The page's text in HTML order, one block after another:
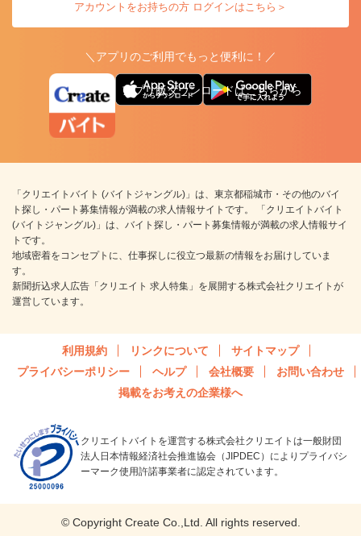
アカウントをお持ちの方 ログインはこちら＞
＼アプリのご利用でもっと便利に！／
アプリ版ダウンロードはこちらから
「クリエイトバイト (バイトジャングル)」は、東京都稲城市・その他のバイ
ト探し・パート募集情報が満載の求人情報サイトです。 「クリエイトバイト
(バイトジャングル)」は、バイト探し・パート募集情報が満載の求人情報サイ
トです。
地域密着をコンセプトに、仕事探しに役立つ最新の情報をお届けしていま
す。
新聞折込求人広告「クリエイト 求人特集」を展開する株式会社クリエイトが
運営しています。
利用規約 リンクについて
サイトマップ
プライバシーポリシー
ヘルプ 会社概要
お問い合わせ
掲載をお考えの企業様へ
クリエイトバイトを運営する株式会社クリエイトは一般財団
法人日本情報経済社会推進協会（JIPDEC）によりプライバシ
ーマーク使用許諾事業者に認定されています。
© Copyright Create Co.,Ltd. All rights reserved.